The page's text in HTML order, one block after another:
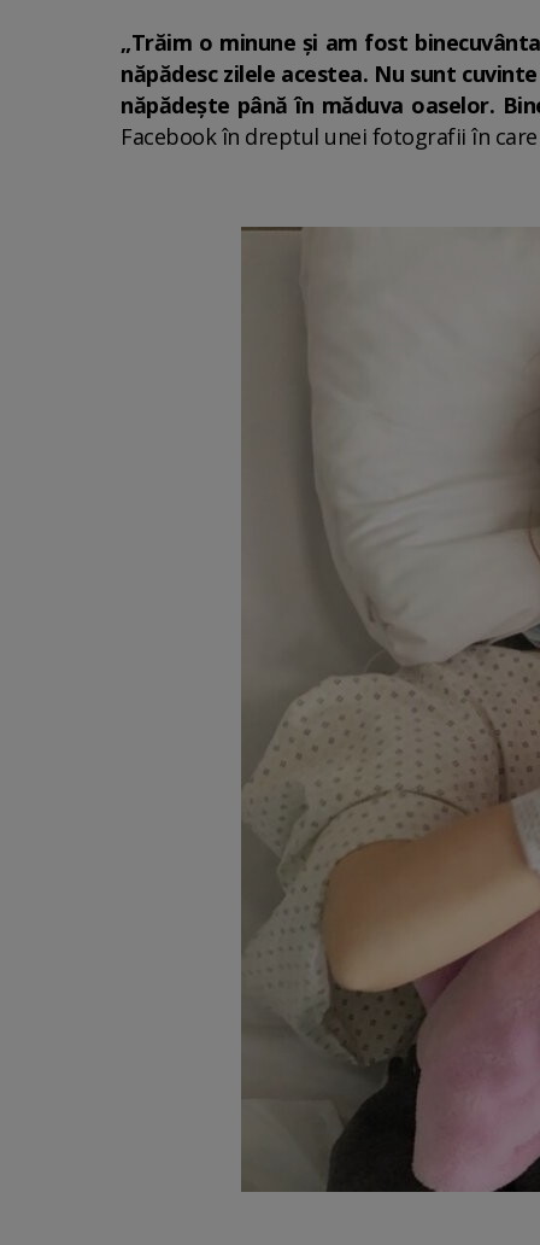
„Trăim o minune și am fost
năpădesc zilele acestea. Nu sunt
năpădește până în măduva oaselor.
Facebook în dreptul unei fotografii în